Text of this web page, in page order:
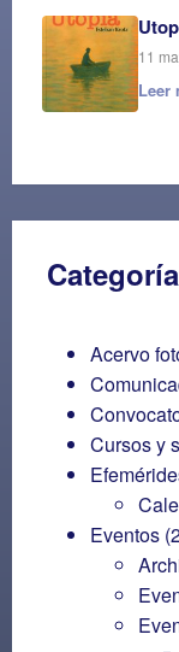
11
Leer
Acervo
Cursos y
Eventos